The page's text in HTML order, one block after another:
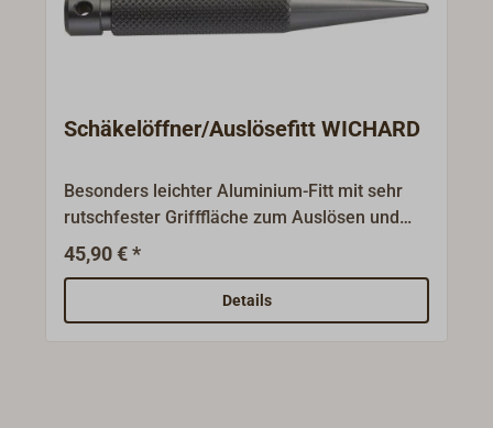
Schäkelöffner/Auslösefitt WICHARD
Besonders leichter Aluminium-Fitt mit sehr
rutschfester Grifffläche zum Auslösen und
Öffnen von Spi-Schot-Schnappschäkeln.
45,90 € *
Details